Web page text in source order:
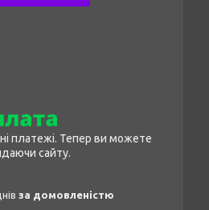
платежі. Тепер ви можете
сайту.
за домовленістю